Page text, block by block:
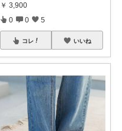
￥ 3,900
0 0 5
コレ いいね